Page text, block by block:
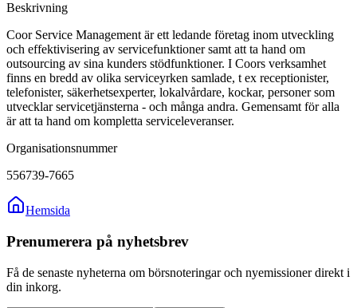
Beskrivning
Coor Service Management är ett ledande företag inom utveckling
och effektivisering av servicefunktioner samt att ta hand om
outsourcing av sina kunders stödfunktioner. I Coors verksamhet
finns en bredd av olika serviceyrken samlade, t ex receptionister,
telefonister, säkerhetsexperter, lokalvårdare, kockar, personer som
utvecklar servicetjänsterna - och många andra. Gemensamt för alla
är att ta hand om kompletta serviceleveranser.
Organisationsnummer
556739-7665
Hemsida
Prenumerera på nyhetsbrev
Få de senaste nyheterna om börsnoteringar och nyemissioner direkt i
din inkorg.